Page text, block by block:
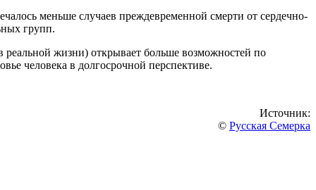
меньше случаев преждевременной смерти от сердечно-
групп.
реальной жизни) открывает больше возможностей по
человека в долгосрочной перспективе.
Источник:
© Русская Семерка